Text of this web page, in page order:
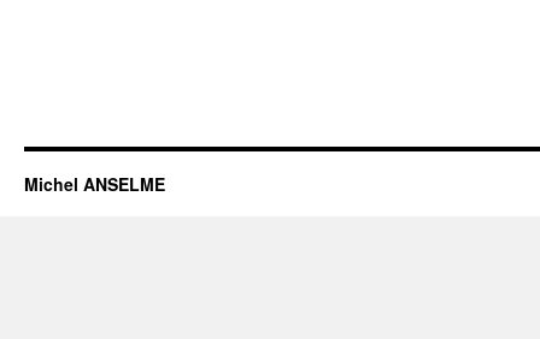
Michel ANSELME